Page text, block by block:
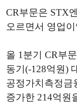
CR부문은 STX
오르면서 영업
올 1분기 CR부
동기(-128억원)
공정가치측정금
증가한 214억원